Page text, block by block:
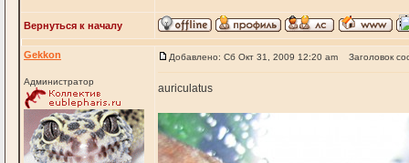
Вернуться к началу
Gekkon
Администратор
Добавлено: Сб Окт 31, 2009 12:20 am Заголовок
auriculatus